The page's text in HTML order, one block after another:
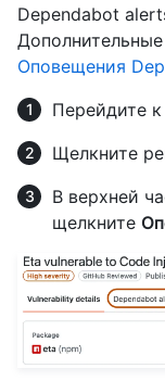
Dependabot
Оповещения
Перейдите к
Щелкните
В верхней
щелкните